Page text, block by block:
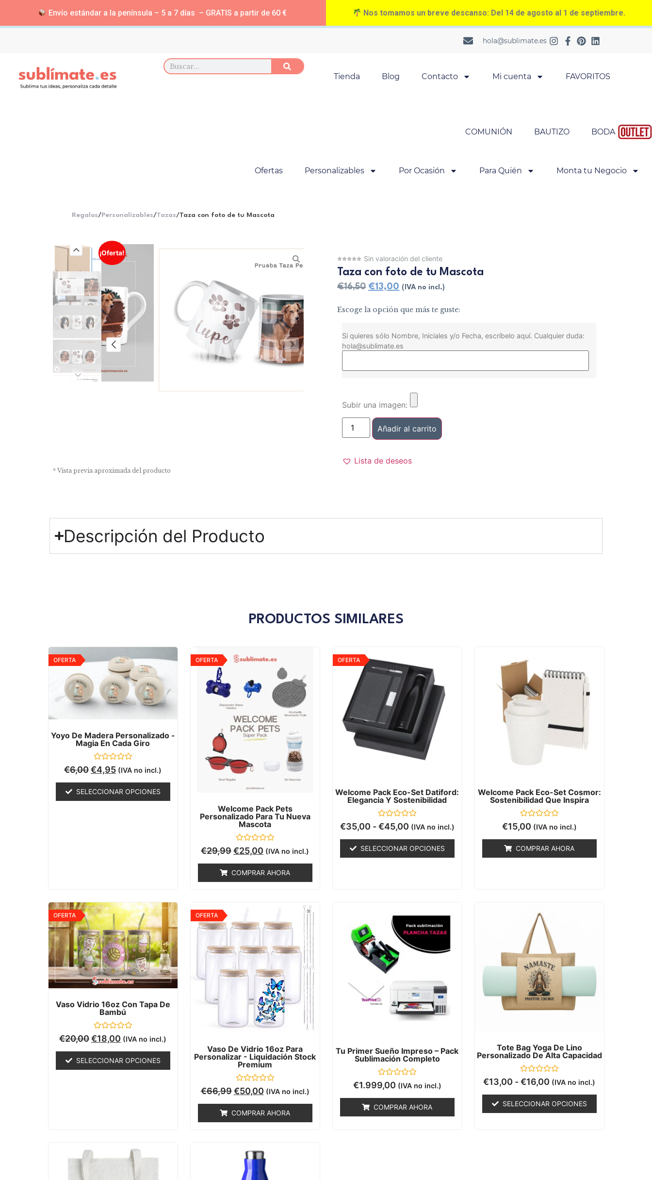
Envío estándar a la península – 5 a 7 días – GRATIS a partir de 60 € Nos tomamos un breve descanso: Del 14 de agosto al 1 de septiembre.
hola@sublimate.es
Tienda Blog Contacto Mi cuenta FAVORITOS
COMUNIÓN BAUTIZO BODA
Ofertas Personalizables Por Ocasión Para Quién Monta tu Negocio
Regalos/ Personalizables/Tazas/Taza con foto de tu Mascota
¡Oferta!
* Vista previa aproximada del producto
Sin valoración del cliente
Taza con foto de tu Mascota
€16,50 €13,00 (IVA no incl.)
Escoge la opción que más te guste:
Si quieres sólo Nombre, Iniciales y/o Fecha, escríbelo aquí. Cualquier duda:
hola@sublimate.es
Subir una imagen:
Añadir al carrito
Lista de deseos
Descripción del Producto
PRODUCTOS SIMILARES
Yoyo De Madera Personalizado -
Magia En Cada Giro
Valorado
con
5
OFERTA
€6,00€4,95 (IVA no incl.)
SELECCIONAR OPCIONES
Welcome Pack Pets
Personalizado Para Tu Nueva
Mascota
Valorado
con
5
OFERTA
€29,99€25,00 (IVA no incl.)
COMPRAR AHORA
Welcome Pack Eco-Set Datiford:
Elegancia Y Sostenibilidad
Valorado
con
5
OFERTA
€35,00 - €45,00 (IVA no incl.)
SELECCIONAR OPCIONES
Welcome Pack Eco-Set Cosmor:
Sostenibilidad Que Inspira
Valorado
con
5
€15,00 (IVA no incl.)
COMPRAR AHORA
Vaso Vidrio 16oz Con Tapa De
Bambú
Valorado
con
5
OFERTA
€20,00€18,00 (IVA no incl.)
SELECCIONAR OPCIONES
Vaso De Vidrio 16oz Para
Personalizar - Liquidación Stock
Premium
Valorado
con
5
OFERTA
€66,99 €50,00 (IVA no incl.)
COMPRAR AHORA
Tu Primer Sueño Impreso – Pack
Sublimación Completo
Valorado
con
5
€1.999,00 (IVA no incl.)
COMPRAR AHORA
Tote Bag Yoga De Lino
Personalizado De Alta Capacidad
Valorado
con
5
€13,00 -€16,00 (IVA no incl.)
SELECCIONAR OPCIONES